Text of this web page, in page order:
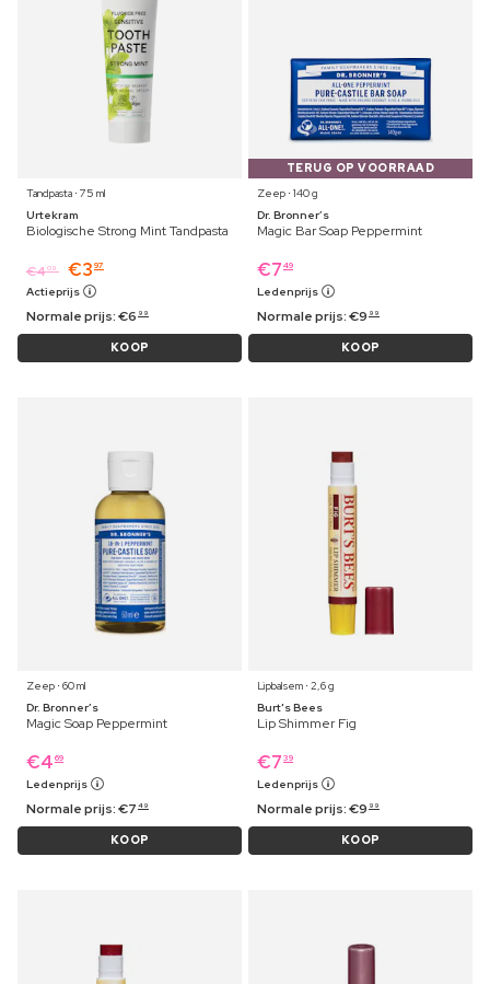
Tandpasta ⋅ 75 ml
Urtekram
Biologische Strong Mint Tandpasta
€409 €3 97
Actieprijs
Normale prijs:€6 99
KOOP
TERUG OP VOORRAAD
Zeep ⋅ 140 g
Dr. Bronner’s
Magic Bar Soap Peppermint
€7 49
Ledenprijs
Normale prijs:€9 99
KOOP
Zeep ⋅ 60 ml
Dr. Bronner’s
Magic Soap Peppermint
€4 69
Ledenprijs
Normale prijs:€7 49
KOOP
Lipbalsem ⋅ 2,6 g
Burt's Bees
Lip Shimmer Fig
€7 39
Ledenprijs
Normale prijs:€9 99
KOOP